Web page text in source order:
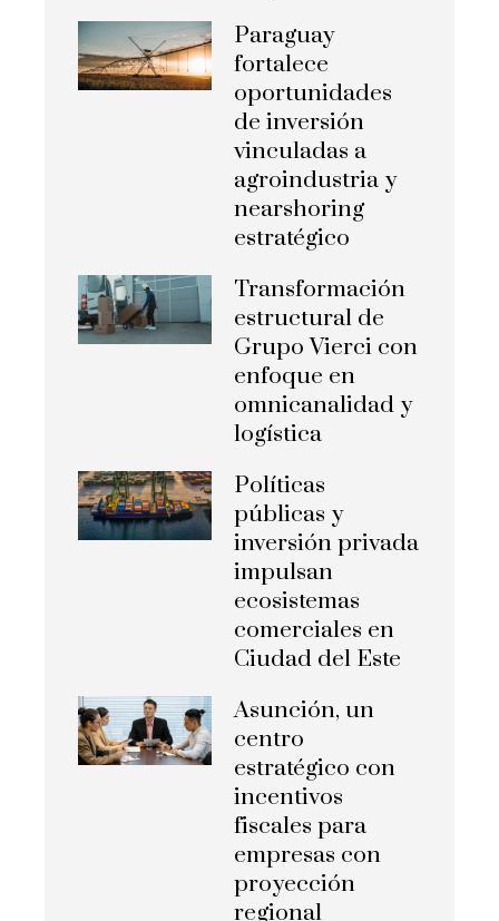
Paraguay
fortalece
oportunidades
de inversión
vinculadas a
agroindustria y
nearshoring
estratégico
Transformación
estructural de
Grupo Vierci con
enfoque en
omnicanalidad y
logística
Políticas
públicas y
inversión privada
impulsan
ecosistemas
comerciales en
Ciudad del Este
Asunción, un
centro
estratégico con
incentivos
fiscales para
empresas con
proyección
regional